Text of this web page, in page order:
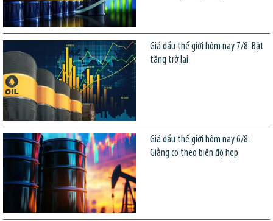
Giá dầu thế giới hôm nay 7/8: Bật
tăng trở lại
Giá dầu thế giới hôm nay 6/8:
Giằng co theo biên độ hẹp